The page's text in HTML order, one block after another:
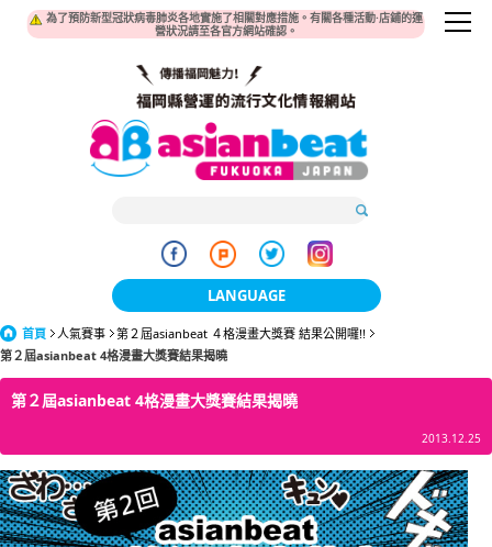
為了預防新型冠狀病毒肺炎各地實施了相關對應措施。有關各種活動·店鋪的運
營狀況請至各官方網站確認。
LANGUAGE
日本語
한국어
繁體中文
English
首頁 人氣賽事
第２屆asianbeat ４格漫畫大獎賽 結果公開囉!!
第２屆asianbeat 4格漫畫大獎賽結果揭曉
第２屆asianbeat 4格漫畫大獎賽結果揭曉
2013.12.25